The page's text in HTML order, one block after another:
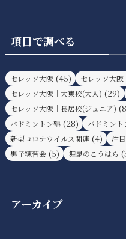
項目で調べる
セレッソ大阪 (45) セレッソ大
セレッソ大阪｜大東校(大人) (29)
セレッソ大阪｜長居校(ジュニア)
バドミントン塾 (28) バドミント
新型コロナウイルス関連 (4) 注
男子練習会 (5) 舞昆のこうはら
アーカイブ